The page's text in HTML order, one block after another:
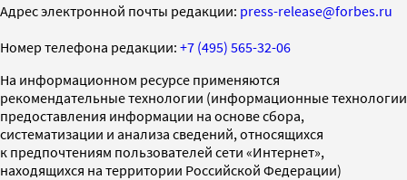
Адрес электронной почты редакции: press-release@forbes.ru
Номер телефона редакции: +7 (495) 565-32-06
На информационном ресурсе применяются
рекомендательные технологии (информационные технологии
предоставления информации на основе сбора,
систематизации и анализа сведений, относящихся
к предпочтениям пользователей сети «Интернет»,
находящихся на территории Российской Федерации)